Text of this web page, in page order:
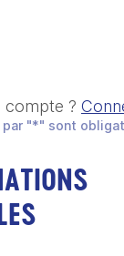
compte ?
par "*" sont